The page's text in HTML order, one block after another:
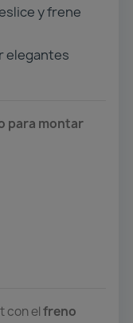
y frene
elegantes
para montar
con elfreno